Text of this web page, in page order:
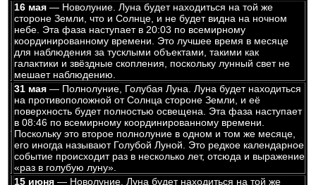
16 мая— Новолуние. Луна будет находиться на той же
стороне Земли, что и Солнце, и не будет видна на ночном
небе. Эта фаза наступает в 20:03 по всемирному
координированному времени. Это лучшее время в месяце
для наблюдения за тусклыми объектами, такими как
галактики и звёздные скопления, поскольку лунный свет не
мешает наблюдению.
31 мая— Полнолуние, Голубая Луна. Луна будет находиться
на противоположной от Солнца стороне Земли, и её
поверхность будет полностью освещена. Эта фаза наступает
в 08:46 по всемирному координированному времени.
Поскольку это второе полнолуние в одном и том же месяце,
его иногда называют Голубой Луной. Это редкое календарное
событие происходит раз в несколько лет, отсюда и выражение
«раз в голубую луну».
15 июня— Новолуние. Луна будет находиться на той же